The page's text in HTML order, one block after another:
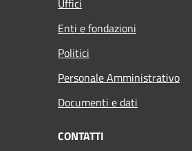
Enti e fondazioni
Politici
Personale Amministrativo
Documenti e dati
CONTATTI